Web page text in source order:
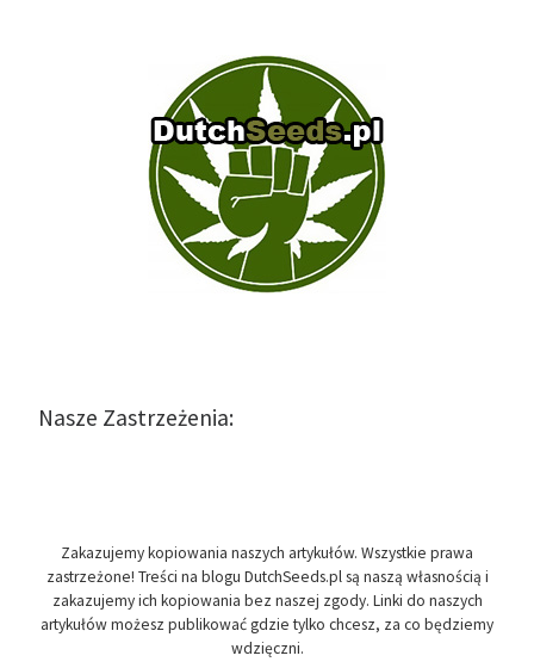
Nasze Zastrzeżenia:
Zakazujemy kopiowania naszych artykułów. Wszystkie prawa
zastrzeżone! Treści na blogu DutchSeeds.pl są naszą własnością i
zakazujemy ich kopiowania bez naszej zgody. Linki do naszych
artykułów możesz publikować gdzie tylko chcesz, za co będziemy
wdzięczni.